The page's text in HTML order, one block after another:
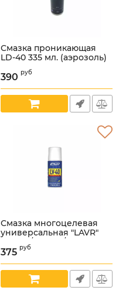
Смазка проникающая
LD-40 335 мл. (аэрозоль)
(фирм. упак. LECAR)
/LECAR000020110/
Артикул: 00000007013
390 руб
Смазка многоцелевая
универсальная "LAVR"
210 мл /LN1484/
Артикул:
375 руб